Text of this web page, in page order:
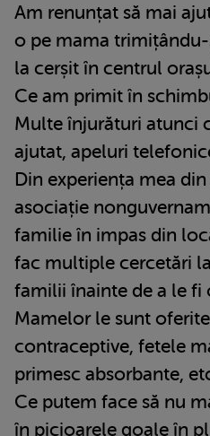
Am renunțat să mai
o pe mama
la cerșit în centrul
Ce am primit în
Multe înjurături atunci
ajutat, apeluri
Din experiența mea
asociație
familie în impas din
fac multiple cercetări
familii înainte de a le fi
Mamelor le sunt
contraceptive, fetele
primesc absorbante,
Ce putem face să nu
în picioarele goale în